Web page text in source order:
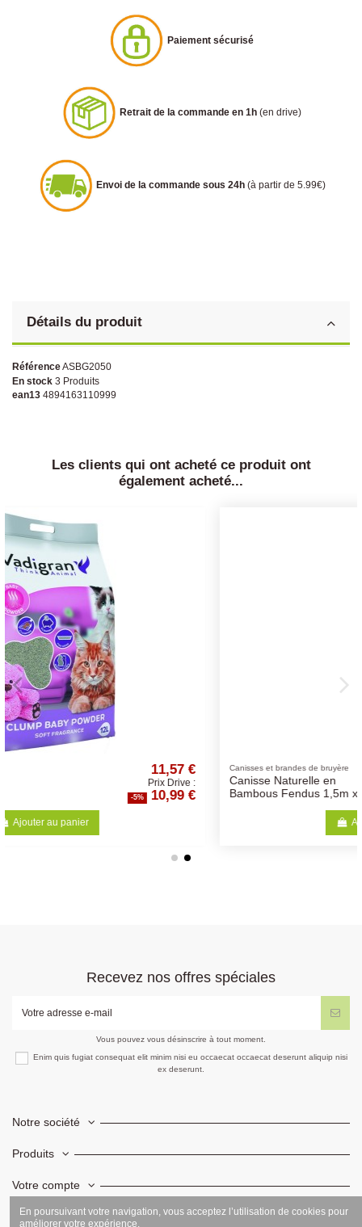
Paiement sécurisé
Retrait de la commande en 1h (en drive)
Envoi de la commande sous 24h (à partir de 5.99€)
Détails du produit
RéférenceASBG2050
En stock 3 Produits
ean13 4894163110999
Les clients qui ont acheté ce produit ont
également acheté...
Canisses et brandes de bruyère
Canisse Naturelle en
Bambous Fendus 1,5m x 5m
17,88 €
Prix Drive :
-5% 16,99 €
Recevez nos offres spéciales
Vous pouvez vous désinscrire à tout moment.
Enim quis fugiat consequat elit minim nisi eu occaecat occaecat deserunt aliquip nisi
ex deserunt.
Notre société
Produits
Votre compte
Informations
En poursuivant votre navigation, vous acceptez l’utilisation de cookies pour
améliorer votre expérience.